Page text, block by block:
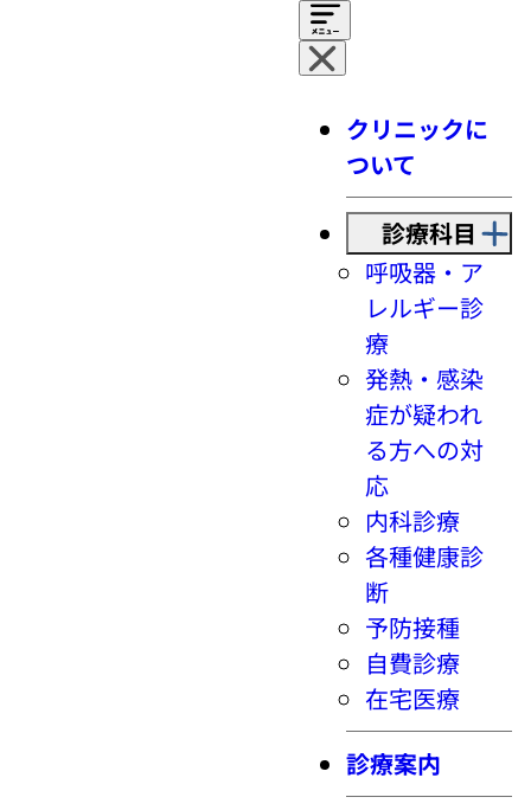
クリニックに
ついて
診療科目
呼吸器・ア
レルギー診
療
発熱・感染
症が疑われ
る方への対
応
内科診療
各種健康診
断
予防接種
自費診療
在宅医療
診療案内